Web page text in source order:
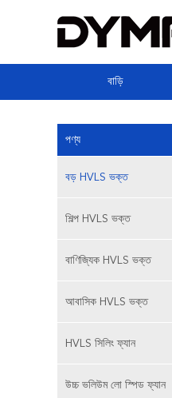
বাড়ি
পণ্য
বড় HVLS ভক্ত
শিল্প HVLS ভক্ত
বাণিজ্যিক HVLS ভক্ত
আবাসিক HVLS ভক্ত
HVLS সিলিং ফ্যান
উচ্চ ভলিউম লো স্পিড ফ্যান